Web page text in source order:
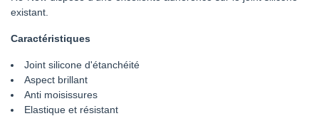
existant.
Caractéristiques
Joint silicone d'étanchéité
Aspect brillant
Anti moisissures
Elastique et résistant